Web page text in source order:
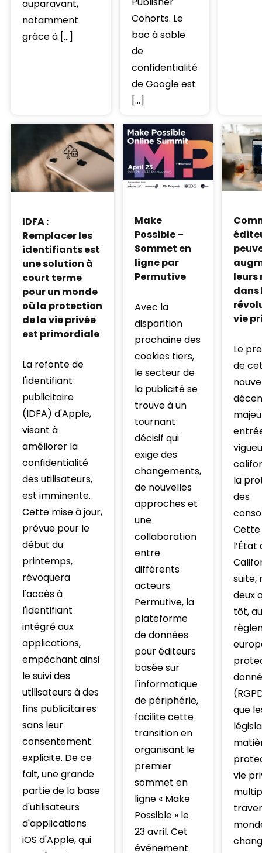
auparavant,
notamment
grâce à […]
Cohorts. Le
bac à sable
de
confidentialité
de Google est
[…]
IDFA :
Remplacer les
identifiants est
une solution à
court terme
pour un monde
où la protection
de la vie privée
est primordiale
La refonte de
l'identifiant
publicitaire
(IDFA) d'Apple,
visant à
améliorer la
confidentialité
des utilisateurs,
est imminente.
Cette mise à jour,
prévue pour le
début du
printemps,
révoquera
l'accès à
l'identifiant
intégré aux
applications,
empêchant ainsi
le suivi des
utilisateurs à des
fins publicitaires
sans leur
consentement
explicite. De ce
fait, une grande
partie de la base
d'utilisateurs
d'applications
iOS d'Apple, qui
Make
Possible –
Sommet en
ligne par
Permutive
Avec la
disparition
prochaine des
cookies tiers,
le secteur de
la publicité se
trouve à un
tournant
décisif qui
exige des
changements,
de nouvelles
approches et
une
collaboration
entre
différents
acteurs.
Permutive, la
plateforme
de données
pour éditeurs
basée sur
l'informatique
de périphérie,
facilite cette
transition en
organisant le
premier
sommet en
ligne « Make
Possible » le
23 avril. Cet
événement
leurs
dans
vie
Le
de
la
des
Cette
l’État
suite,
deux
tôt, au
que
vie